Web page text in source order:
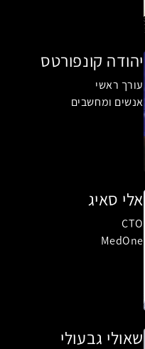
יהודה קונפורטס
עורך ראשי
אנשים ומחשבים
אלי סאיג
CTO
MedOne
שאולי גבעולי